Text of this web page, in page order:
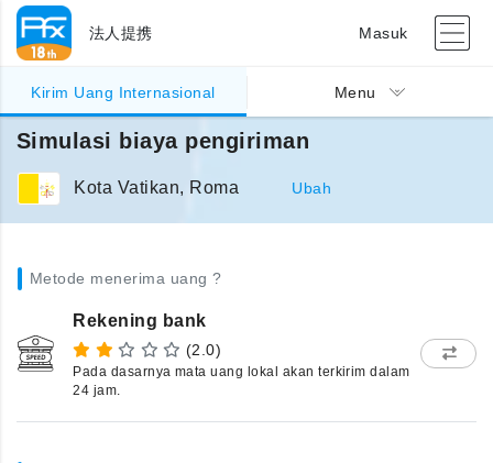
法人提携 Masuk
Kirim Uang Internasional Menu
Simulasi biaya pengiriman
Kota Vatikan, Roma Ubah
Metode menerima uang ?
Rekening bank
(2.0)
Pada dasarnya mata uang lokal akan terkirim dalam
24 jam.